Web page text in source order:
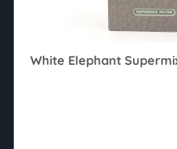
White Elephant